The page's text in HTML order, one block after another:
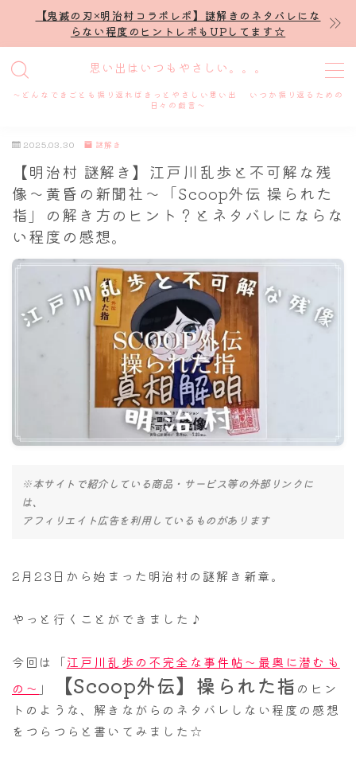
【鬼滅の刃×明治村コラボレポ】謎解きのネタバレにな
らない程度のヒントレポもUPしてます☆
思い出はいつもやさしい。。。
～どんなできごとも振り返ればきっとやさしい思い出 いつか振り返るための
日々の戯言～
MENU
プロフィール
謎解き
ホテル滞在記
舞台・ライブ
名古屋
2025.03.30 謎解き
【明治村 謎解き】江戸川乱歩と不可解な残
像～黄昏の新聞社〜「Scoop外伝 操られた
指」の解き方のヒント？とネタバレにならな
い程度の感想。
※本サイトで紹介している商品・サービス等の外部リンクに
は、
アフィリエイト広告を利用しているものがあります
2月23日から始まった明治村の謎解き新章。
やっと行くことができました♪
今回は「江戸川乱歩の不完全な事件帖〜最奥に潜むも
の〜 」 【Scoop外伝】操られた指 のヒン
トのような、解きながらのネタバレしない程度の感想
をつらつらと書いてみました☆